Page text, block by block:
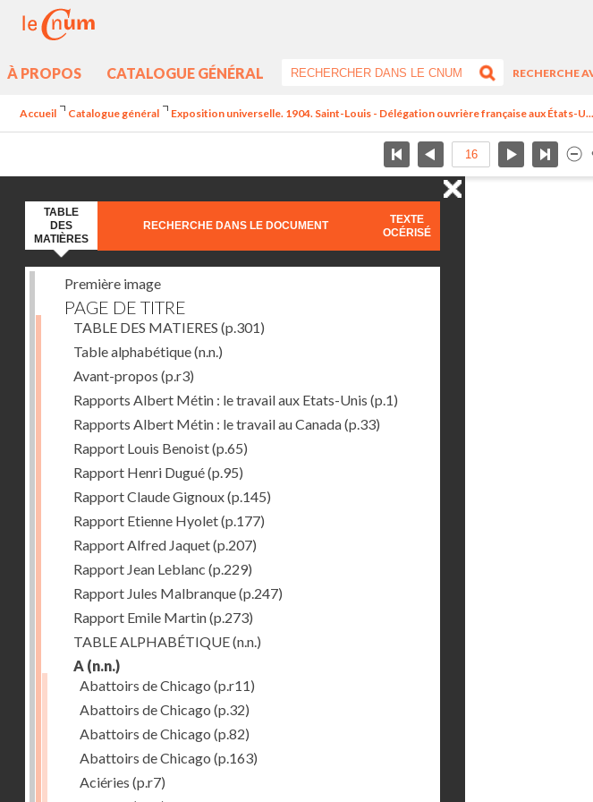
À PROPOS CATALOGUE GÉNÉRAL
RECHERCHE
Accueil Catalogue général Exposition universelle. 1904. Saint-Louis - Délégation ouvrière française aux États-U...
TABLE
DES
MATIÈRES
RECHERCHE DANS LE DOCUMENT
TEXTE
OCÉRISÉ
Première image
PAGE DE TITRE
TABLE DES MATIERES (p.301)
Table alphabétique(n.n.)
Avant-propos (p.r3)
Rapports Albert Métin : le travail aux Etats-Unis (p.1)
Rapports Albert Métin : le travail au Canada(p.33)
Rapport Louis Benoist(p.65)
Rapport Henri Dugué(p.95)
Rapport Claude Gignoux(p.145)
Rapport Etienne Hyolet(p.177)
Rapport Alfred Jaquet(p.207)
Rapport Jean Leblanc (p.229)
Rapport Jules Malbranque(p.247)
Rapport Emile Martin(p.273)
TABLE ALPHABÉTIQUE(n.n.)
A (n.n.)
Abattoirs de Chicago (p.r11)
Abattoirs de Chicago (p.32)
Abattoirs de Chicago (p.82)
Abattoirs de Chicago (p.163)
Aciéries (p.r7)